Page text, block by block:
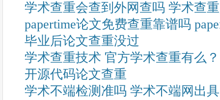
学术查重会查到外网查吗 学术查
papertime论文免费查重靠谱吗
毕业后论文查重没过
学术查重技术 官方学术查重有么？
开源代码论文查重
学术不端检测准吗 学术不端网出